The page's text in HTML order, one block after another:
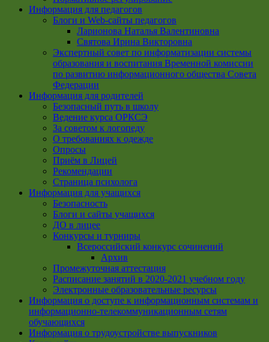
Информация для педагогов
Блоги и Web-сайты педагогов
Ларионова Наталья Валентиновна
Святова Ирина Викторовна
Экспертный совет по информатизации системы
образования и воспитания Временной комиссии
по развитию информационного общества Совета
Федерации
Информация для родителей
Безопасный путь в школу
Ведение курса ОРКСЭ
За советом к логопеду
О требованиях к одежде
Опросы
Приём в Лицей
Рекомендации
Страница психолога
Информация для учащихся
Безопасность
Блоги и сайты учащихся
ДО в лицее
Конкурсы и турниры
Всероссийский конкурс сочинений
Архив
Промежуточная аттестация
Расписание занятий в 2020-2021 учебном году
Электронные образовательные ресурсы
Информация о доступе к информационным системам и
информационно-телекоммуникационным сетям
обучающихся
Информация о трудоустройстве выпускников